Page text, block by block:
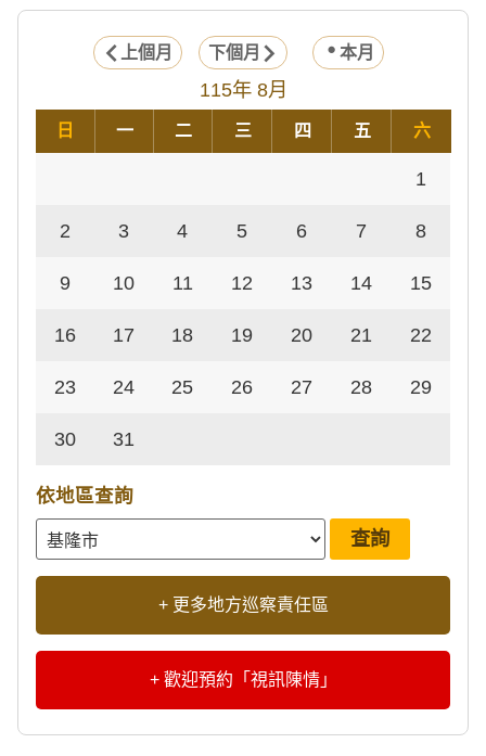
上個月 下個月 本月
115年 8月
日 一 二 三 四 五 六
1
2 3 4 5 6 7 8
9 10 11 12 13 14 15
16 17 18 19 20 21 22
23 24 25 26 27 28 29
30 31
依地區查詢
+ 更多地方巡察責任區
+ 歡迎預約「視訊陳情」